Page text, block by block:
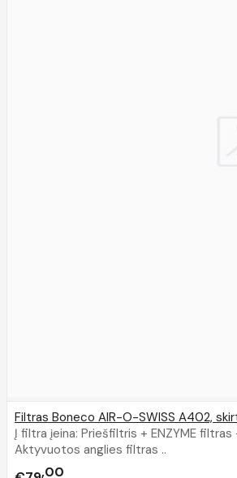
Filtras Boneco AIR-O-SWISS A402,
Į filtra įeina: Priešfiltris + ENZYME filtras
Aktyvuotos anglies filtras ..
00